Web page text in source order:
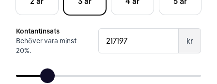
Kontantinsats
Behöver vara minst
20%.
kr